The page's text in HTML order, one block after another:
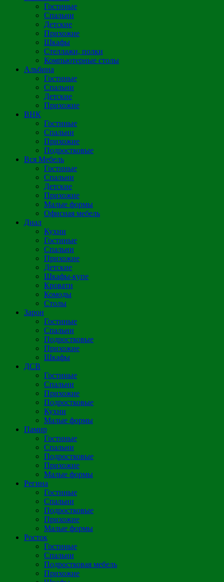
Гостиные
Спальни
Детские
Прихожие
Шкафы
Стеллажи, полки
Компьютерные столы
Альбина
Гостиные
Спальни
Детские
Прихожие
ВНК
Гостиные
Спальни
Прихожие
Подростковые
Вся Мебель
Гостиные
Спальни
Детские
Прихожие
Малые формы
Офисная мебель
Диал
Кухни
Гостиные
Спальни
Прихожие
Детские
Шкафы-купе
Кровати
Комоды
Столы
Зарон
Гостиные
Спальни
Подростковые
Прихожие
Шкафы
ДСВ
Гостиные
Спальни
Прихожие
Подростковые
Кухни
Малые формы
Памир
Гостиные
Спальни
Подростковые
Прихожие
Малые формы
Регина
Гостиные
Спальни
Подростковые
Прихожие
Малые формы
Росток
Гостиные
Спальни
Подростковая мебель
Прихожие